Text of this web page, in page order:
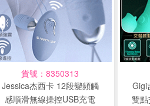
貨號：8350313
Jessica杰西卡 12段變頻觸
感順滑無線操控USB充電
Gigi
雙